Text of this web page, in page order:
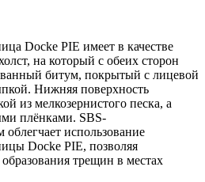
Docke PIE имеет в качестве
на который с обеих сторон
битум, покрытый с лицевой
Нижняя поверхность
из мелкозернистого песка, а
плёнками. SBS-
использование
Docke PIE, позволяя
трещин в местах